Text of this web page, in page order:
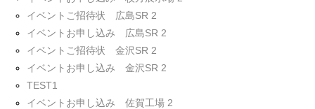
イベントご招待状 広島SR 2
イベントお申し込み 広島SR 2
イベントご招待状 金沢SR 2
イベントお申し込み 金沢SR 2
TEST1
イベントお申し込み 佐賀工場 2